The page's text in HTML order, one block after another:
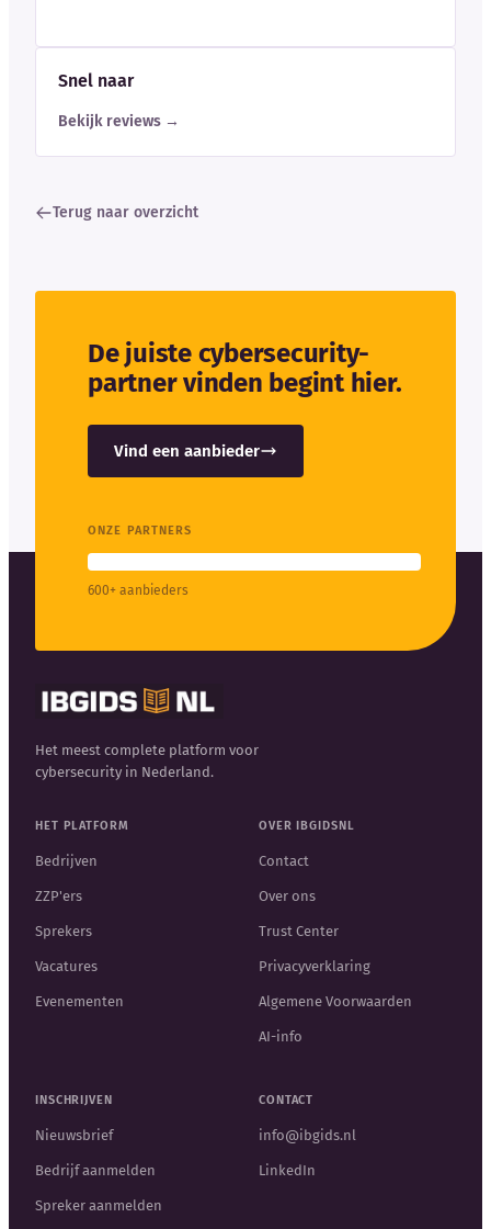
Snel naar
Bekijk reviews →
Terug naar overzicht
De juiste cybersecurity-
partner vinden begint hier.
Vind een aanbieder
ONZE PARTNERS
600+ aanbieders
Het meest complete platform voor
cybersecurity in Nederland.
HET PLATFORM
Bedrijven
ZZP'ers
Sprekers
Vacatures
Evenementen
OVER IBGIDSNL
Contact
Over ons
Trust Center
Privacyverklaring
Algemene Voorwaarden
AI-info
INSCHRIJVEN
Nieuwsbrief
Bedrijf aanmelden
Spreker aanmelden
CONTACT
info@ibgids.nl
LinkedIn